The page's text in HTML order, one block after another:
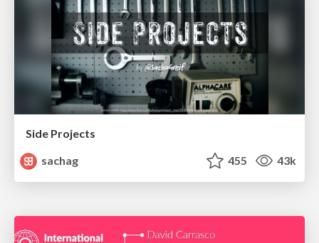
Side Projects
sachag
455 43k